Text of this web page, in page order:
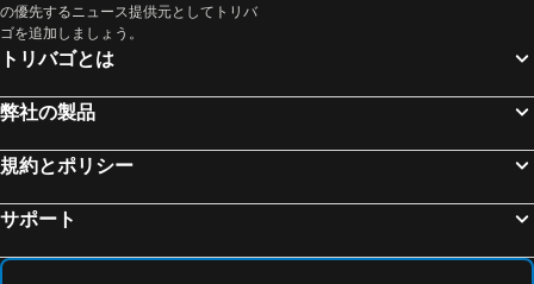
の優先するニュース提供元としてトリバ
ゴを追加しましょう。
トリバゴとは
弊社の製品
規約とポリシー
サポート